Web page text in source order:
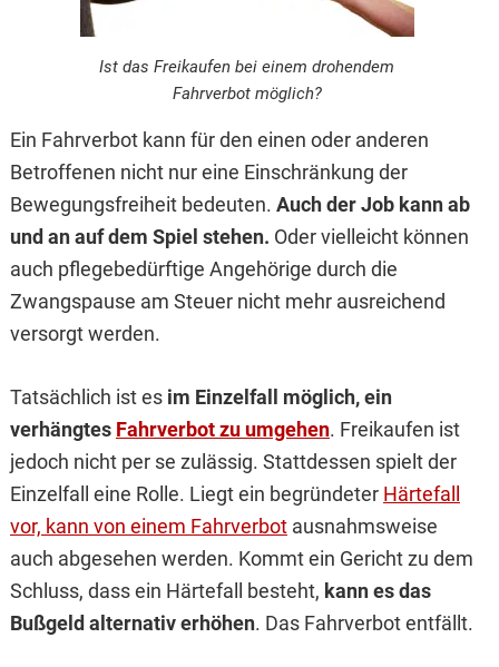
Ist das Freikaufen bei einem drohendem
Fahrverbot möglich?
Ein Fahrverbot kann für den einen oder anderen
Betroffenen nicht nur eine Einschränkung der
Bewegungsfreiheit bedeuten. Auch der Job kann ab
und an auf dem Spiel stehen. Oder vielleicht können
auch pflegebedürftige Angehörige durch die
Zwangspause am Steuer nicht mehr ausreichend
versorgt werden.
Tatsächlich ist es im Einzelfall möglich, ein
verhängtes Fahrverbot zu umgehen. Freikaufen ist
jedoch nicht per se zulässig. Stattdessen spielt der
Einzelfall eine Rolle. Liegt ein begründeter Härtefall
vor, kann von einem Fahrverbotausnahmsweise
auch abgesehen werden. Kommt ein Gericht zu dem
Schluss, dass ein Härtefall besteht, kann es das
Bußgeld alternativ erhöhen. Das Fahrverbot entfällt.